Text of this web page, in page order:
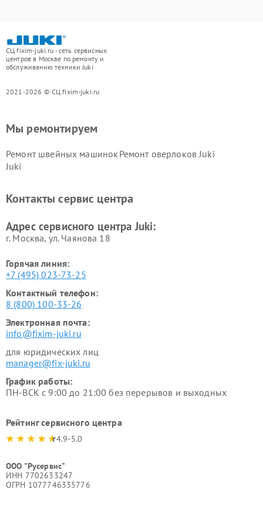
СЦ fixim-juki.ru - сеть сервисных
центров в Москве по ремонту и
обслуживанию техники Juki
2021-2026 © СЦ fixim-juki.ru
Мы ремонтируем
Ремонт швейных машинок
Juki
Ремонт оверлоков Juki
Контакты сервис центра
Адрес сервисного центра Juki:
г. Москва, ул. Чаянова 18
Горячая линия:
+7 (495) 023-73-25
Контактный телефон:
8 (800) 100-33-26
Электронная почта:
info@fixim-juki.ru
для юридических лиц
manager@fix-juki.ru
График работы:
ПН-ВСК с 9:00 до 21:00 без перерывов и выходных
Рейтинг сервисного центра
4.9-5.0
ООО "Русервис"
ИНН 7702633247
ОГРН 1077746335776